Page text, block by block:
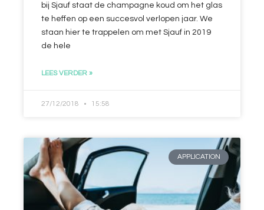
bij Sjauf staat de champagne koud om het glas
te heffen op een succesvol verlopen jaar. We
staan hier te trappelen om met Sjauf in 2019
de hele
LEES VERDER »
27/12/2018 15:58
APPLICATION